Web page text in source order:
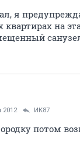
я
квартирах на
2012 ИК87
потом